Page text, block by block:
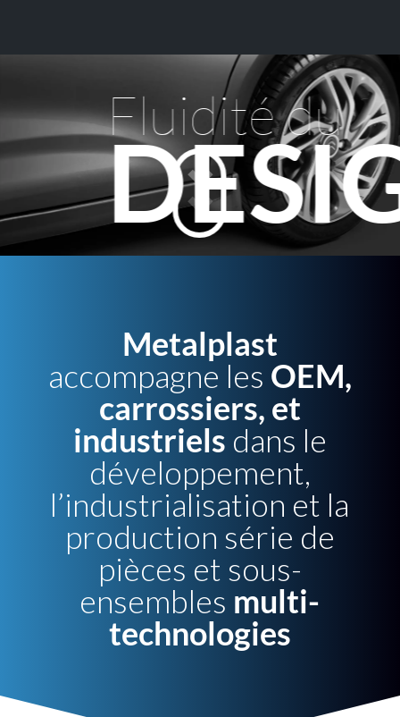
Fluidité du
Metalplast
accompagne les OEM,
carrossiers, et
industriels dans le
développement,
l’industrialisation et la
production série de
pièces et sous-
ensembles multi-
technologies